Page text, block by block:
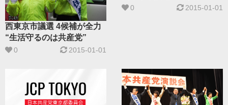
西東京市議選 4候補が全力
“生活守るのは共産党”
0 2015-01-01
0 2015-01-01